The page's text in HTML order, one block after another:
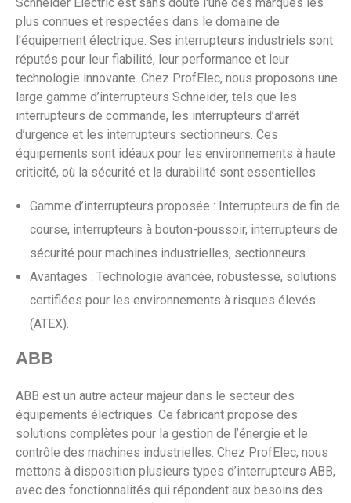
plus connues et respectées dans le domaine de
l'équipement électrique. Ses interrupteurs industriels sont
réputés pour leur fiabilité, leur performance et leur
technologie innovante. Chez ProfElec, nous proposons une
large gamme d’interrupteurs Schneider, tels que les
interrupteurs de commande, les interrupteurs d’arrêt
d’urgence et les interrupteurs sectionneurs. Ces
équipements sont idéaux pour les environnements à haute
criticité, où la sécurité et la durabilité sont essentielles.
Gamme d’interrupteurs proposée : Interrupteurs de fin de
course, interrupteurs à bouton-poussoir, interrupteurs de
sécurité pour machines industrielles, sectionneurs.
Avantages : Technologie avancée, robustesse, solutions
certifiées pour les environnements à risques élevés
(ATEX).
ABB
ABB est un autre acteur majeur dans le secteur des
équipements électriques. Ce fabricant propose des
solutions complètes pour la gestion de l’énergie et le
contrôle des machines industrielles. Chez ProfElec, nous
mettons à disposition plusieurs types d’interrupteurs ABB,
avec des fonctionnalités qui répondent aux besoins des